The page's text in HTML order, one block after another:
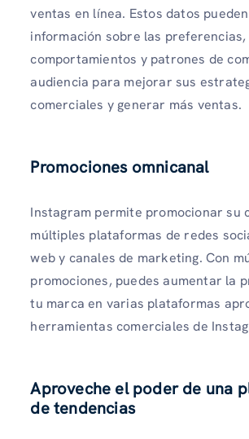
ventas en línea. Estos datos
información sobre las preferencias,
comportamientos y patrones de
audiencia para mejorar sus
comerciales y generar más ventas.
Promociones omnicanal
Instagram permite promocionar su
múltiples plataformas de redes
web y canales de marketing. Con
promociones, puedes aumentar la
tu marca en varias plataformas
herramientas comerciales de
Aproveche el poder de una
de tendencias